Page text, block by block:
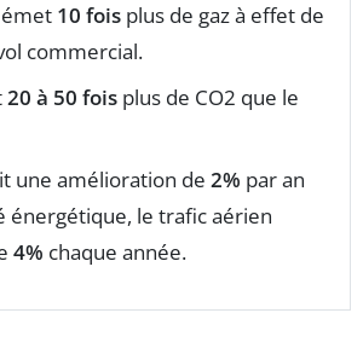
émet 10 fois plus de gaz à effet de
commercial.
20 à 50 fois plus de CO2 que le
une amélioration de 2% par an
énergétique, le trafic aérien
4% chaque année.